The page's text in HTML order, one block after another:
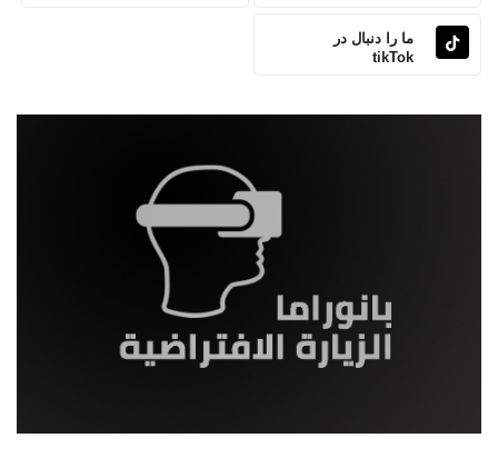
ما را دنبال در
tikTok